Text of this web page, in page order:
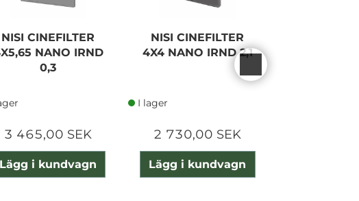
NISI CINEFILTER
NANO IRND
0,3
3 465,00 SEK
Lägg i kundvagn
NISI CINEFILTER
4X4 NANO IRND 2,1
I lager
2 730,00 SEK
Lägg i kundvagn